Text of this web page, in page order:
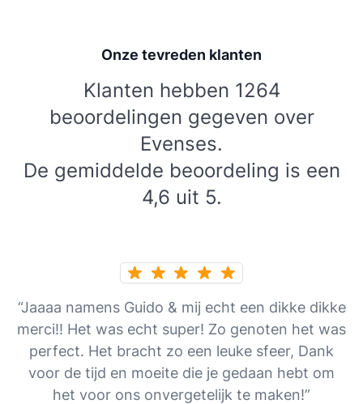
Onze tevreden klanten
Klanten hebben 1264
beoordelingen gegeven over
Evenses.
De gemiddelde beoordeling is een
4,6 uit 5.
“Jaaaa namens Guido & mij echt een dikke dikke
merci!! Het was echt super! Zo genoten het was
perfect. Het bracht zo een leuke sfeer, Dank
voor de tijd en moeite die je gedaan hebt om
het voor ons onvergetelijk te maken!”